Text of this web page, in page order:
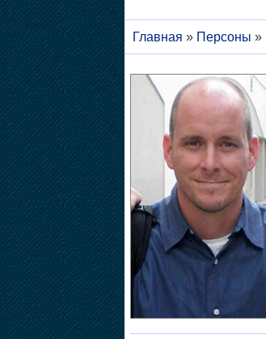
Главная » Персоны »